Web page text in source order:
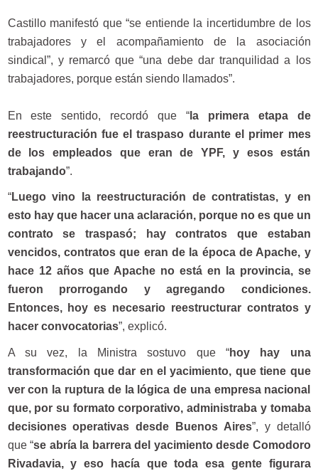
Castillo manifestó que “se entiende la incertidumbre de los
trabajadores y el acompañamiento de la asociación
sindical”, y remarcó que “una debe dar tranquilidad a los
trabajadores, porque están siendo llamados”.
En este sentido, recordó que “la primera etapa de
reestructuración fue el traspaso durante el primer mes
de los empleados que eran de YPF, y esos están
trabajando”.
“Luego vino la reestructuración de contratistas, y en
esto hay que hacer una aclaración, porque no es que un
contrato se traspasó; hay contratos que estaban
vencidos, contratos que eran de la época de Apache, y
hace 12 años que Apache no está en la provincia, se
fueron prorrogando y agregando condiciones.
Entonces, hoy es necesario reestructurar contratos y
hacer convocatorias”, explicó.
A su vez, la Ministra sostuvo que “hoy hay una
transformación que dar en el yacimiento, que tiene que
ver con la ruptura de la lógica de una empresa nacional
que, por su formato corporativo, administraba y tomaba
decisiones operativas desde Buenos Aires”, y detalló
que “se abría la barrera del yacimiento desde Comodoro
Rivadavia, y eso hacía que toda esa gente figurara